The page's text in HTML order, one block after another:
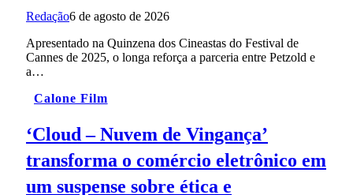
Redação6 de agosto de 2026
Apresentado na Quinzena dos Cineastas do Festival de
Cannes de 2025, o longa reforça a parceria entre Petzold e
a…
Calone Film
‘Cloud – Nuvem de Vingança’
transforma o comércio eletrônico em
um suspense sobre ética e